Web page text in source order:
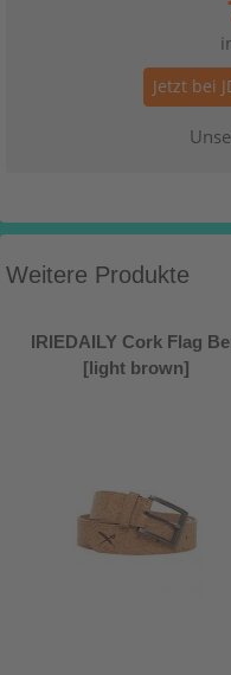
Jetzt bei
Weitere Produkte
IRIEDAILY Cork Flag
[light brown]